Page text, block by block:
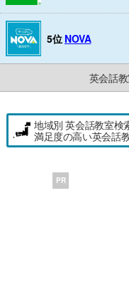
5位 NOVA
英会話
地域別 英会話教室検
満足度の高い英会話
PR